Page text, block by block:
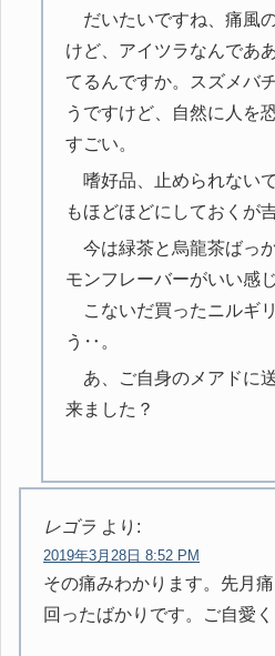
だいたいですね、痛風
けど、アイツラなんであ
てるんですか。スズメバ
うですけど、自然に人を
すごい。
嗜好品、止められない
もほどほどにしておくが
今は緑茶と烏龍茶ばっ
モンフレーバーがいい感じ
こないだ買ったニルギ
う‥。
あ、ご自身のメアドに
来ました？
レゴラ より:
2019年3月28日 8:52 PM
その痛みわかります。先月
回ったばかりです。ご自愛く